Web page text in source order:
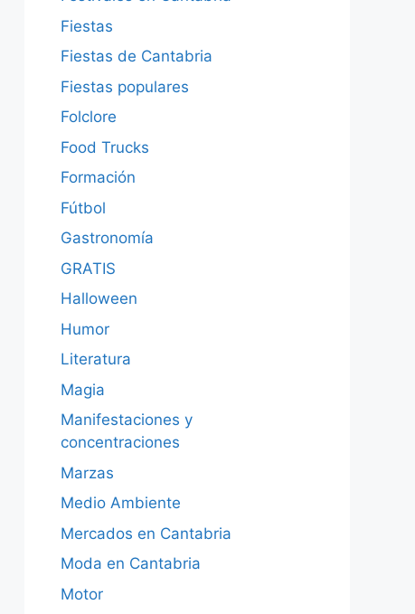
Fiestas
Fiestas de Cantabria
Fiestas populares
Folclore
Food Trucks
Formación
Fútbol
Gastronomía
GRATIS
Halloween
Humor
Literatura
Magia
Manifestaciones y
concentraciones
Marzas
Medio Ambiente
Mercados en Cantabria
Moda en Cantabria
Motor